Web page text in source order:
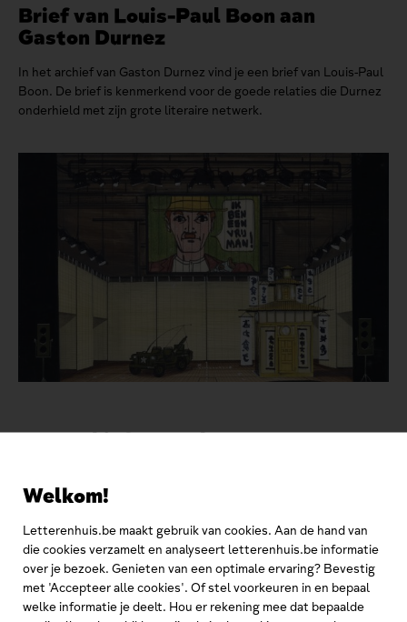
Welkom!
Letterenhuis.be maakt gebruik van cookies. Aan de hand van
die cookies verzamelt en analyseert letterenhuis.be informatie
over je bezoek. Genieten van een optimale ervaring? Bevestig
met 'Accepteer alle cookies'. Of stel voorkeuren in en bepaal
welke informatie je deelt. Hou er rekening mee dat bepaalde
Brief van Louis-Paul Boon aan
Gaston Durnez
In het archief van Gaston Durnez vind je een brief van Louis-Paul
Boon. De brief is kenmerkend voor de goede relaties die Durnez
onderhield met zijn grote literaire netwerk.
Het archief van John Bogaerts
decorontwerper verbonden aan de Koninklijke Nederlandse